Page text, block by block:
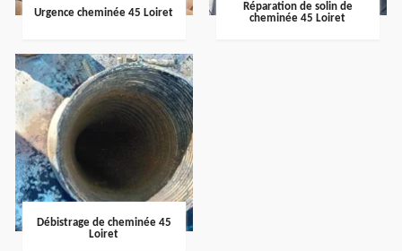
Urgence cheminée 45 Loiret
Réparation de solin de
cheminée 45 Loiret
Débistrage de cheminée 45
Loiret